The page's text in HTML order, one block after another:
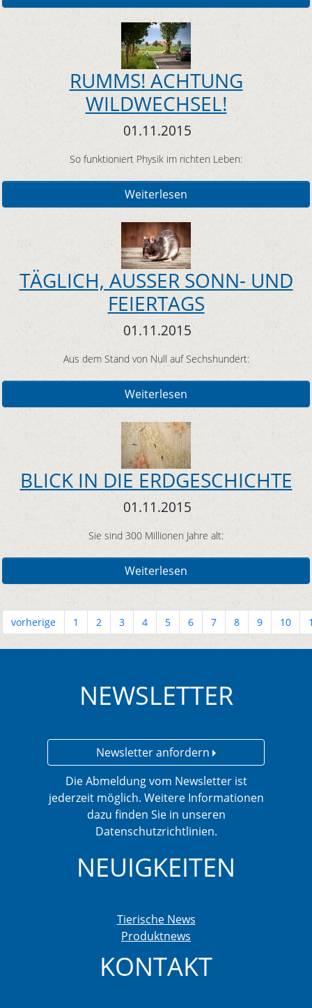
RUMMS! ACHTUNG
WILDWECHSEL!
01.11.2015
So funktioniert Physik im richten Leben:
Weiterlesen
TÄGLICH, AUSSER SONN- UND
FEIERTAGS
01.11.2015
Aus dem Stand von Null auf Sechshundert:
Weiterlesen
BLICK IN DIE ERDGESCHICHTE
01.11.2015
Sie sind 300 Millionen Jahre alt:
Weiterlesen
vorherige 1 2 3 4 5 6 7 8 9 10
NEWSLETTER
Newsletter anfordern
Die Abmeldung vom Newsletter ist
jederzeit möglich. Weitere Informationen
dazu finden Sie in unseren
Datenschutzrichtlinien.
NEUIGKEITEN
Tierische News
Produktnews
KONTAKT